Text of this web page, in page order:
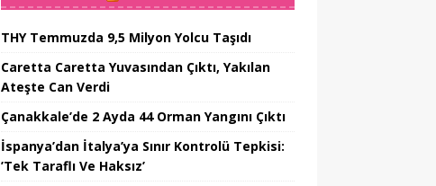
THY Temmuzda 9,5 Milyon Yolcu Taşıdı
Caretta Caretta Yuvasından Çıktı, Yakılan
Ateşte Can Verdi
Çanakkale’de 2 Ayda 44 Orman Yangını Çıktı
İspanya’dan İtalya’ya Sınır Kontrolü Tepkisi:
’Tek Taraflı Ve Haksız’